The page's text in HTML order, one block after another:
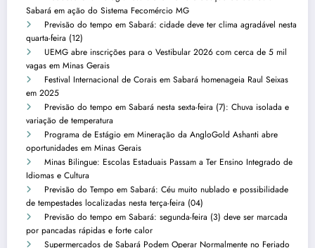
Sabará em ação do Sistema Fecomércio MG
Previsão do tempo em Sabará: cidade deve ter clima agradável nesta
quarta-feira (12)
UEMG abre inscrições para o Vestibular 2026 com cerca de 5 mil
vagas em Minas Gerais
Festival Internacional de Corais em Sabará homenageia Raul Seixas
em 2025
Previsão do tempo em Sabará nesta sexta-feira (7): Chuva isolada e
variação de temperatura
Programa de Estágio em Mineração da AngloGold Ashanti abre
oportunidades em Minas Gerais
Minas Bilingue: Escolas Estaduais Passam a Ter Ensino Integrado de
Idiomas e Cultura
Previsão do Tempo em Sabará: Céu muito nublado e possibilidade
de tempestades localizadas nesta terça-feira (04)
Previsão do tempo em Sabará: segunda-feira (3) deve ser marcada
por pancadas rápidas e forte calor
Supermercados de Sabará Podem Operar Normalmente no Feriado